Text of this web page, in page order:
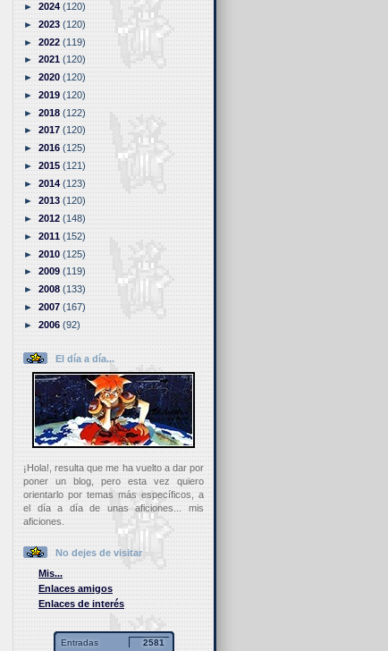
►2024(120)
►2023(120)
►2022(119)
►2021(120)
►2020(120)
►2019(120)
►2018(122)
►2017(120)
►2016(125)
►2015(121)
►2014(123)
►2013(120)
►2012(148)
►2011(152)
►2010(125)
►2009(119)
►2008(133)
►2007(167)
►2006(92)
El día a día...
¡Hola!, resulta que me ha vuelto a dar por
poner un blog, pero esta vez quiero
orientarlo por temas más específicos, a
el día a día de unas aficiones... mis
aficiones.
No dejes de visitar
Mis...
Enlaces amigos
Enlaces de interés
Entradas 2581